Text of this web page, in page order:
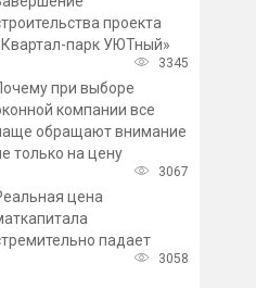
Ввод жилья благодаря
программе «Стимул» по
итогам года превысит 10
кв. м
проекта
парк УЮТный»
3345
при выборе
компании все
обращают внимание
только на цену
3067
цена
падает
3058